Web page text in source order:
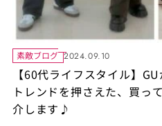
素敵ブログ 2024.09.10
【60代ライフスタイル】
トレンドを押さえた、買っ
介します♪